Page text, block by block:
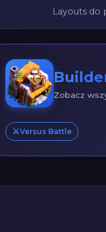
Layouts do
Zobacz
⚔️Versus Battle